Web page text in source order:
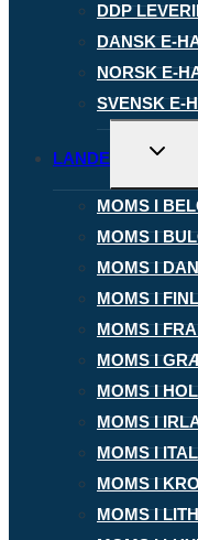
DDP
DANSK E-
NORSK E-
SVENSK E-
LANDE
Skift
MOMS I
MOMS I
MOMS I
MOMS I
MOMS I
MOMS I
MOMS I
MOMS I
MOMS I
MOMS I
MOMS I